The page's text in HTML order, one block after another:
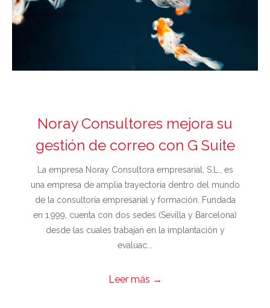
Noray Consultores mejora su
gestión de correo con G Suite
La empresa Noray Consultora empresarial, S.L., es
una empresa de amplia trayectoria dentro del mundo
de la consultoría empresarial y formación. Fundada
en 1.999, cuenta con dos sedes (Sevilla y Barcelona)
desde las cuales trabajan en la implantación y
evaluac...
Leer más →